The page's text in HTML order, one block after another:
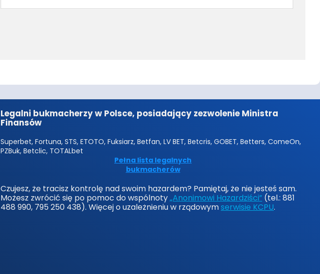
Legalni bukmacherzy w Polsce, posiadający zezwolenie Ministra
Finansów
Superbet, Fortuna, STS, ETOTO, Fuksiarz, Betfan, LV BET, Betcris, GOBET, Betters, ComeOn,
PZBuk, Betclic, TOTALbet
Pełna lista legalnych
bukmacherów
Czujesz, że tracisz kontrolę nad swoim hazardem? Pamiętaj, że nie jesteś sam.
Możesz zwrócić się po pomoc do wspólnoty„Anonimowi Hazardziści” (tel.: 881
488 990, 795 250 438). Więcej o uzależnieniu w rządowymserwisie KCPU.